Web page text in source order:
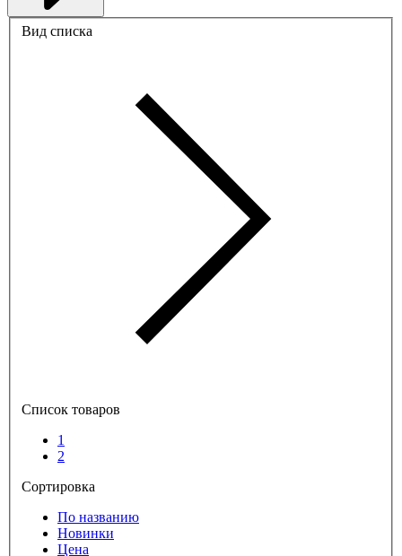
Вид списка
Список товаров
1
2
Сортировка
По названию
Новинки
Цена